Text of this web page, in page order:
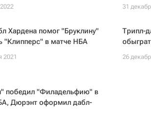
31
Хардена помог "Бруклину"
"Клипперс" в матче НБА
2021
Трипл-
26
победил "Филадельфию" в
Дюрэнт оформил дабл-